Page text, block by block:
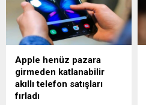
başlayacağını ortaya çıkardı.
Reklam görmek istemeyen
kullanıcılar için ise ücretli
abonelik seçeneği
gündemde.
Apple henüz pazara
girmeden katlanabilir
akıllı telefon satışları
fırladı